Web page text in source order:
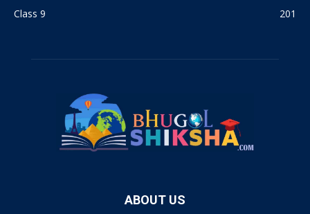
Class 9
201
ABOUT US